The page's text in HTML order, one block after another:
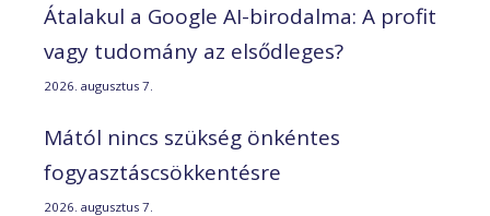
Átalakul a Google AI-birodalma: A profit
vagy tudomány az elsődleges?
2026. augusztus 7.
Mától nincs szükség önkéntes
fogyasztáscsökkentésre
2026. augusztus 7.